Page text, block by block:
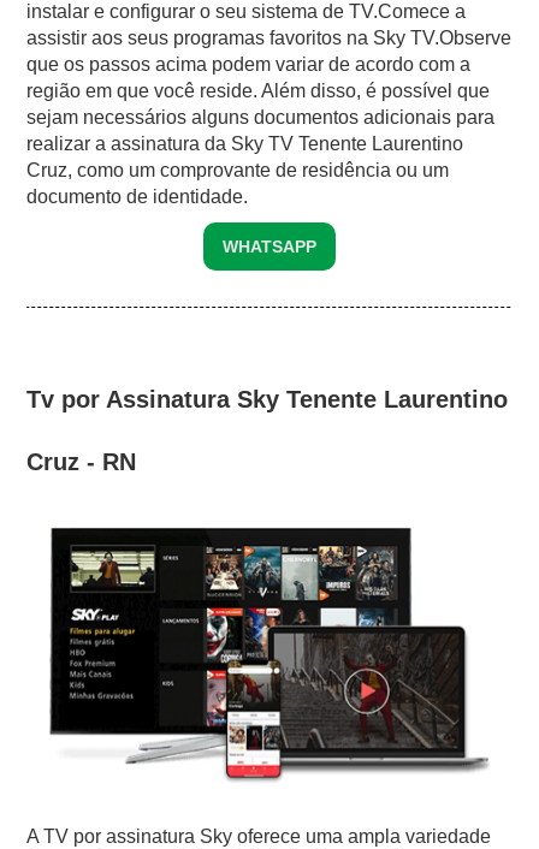
instalar e configurar o seu sistema de TV.Comece a
assistir aos seus programas favoritos na Sky TV.Observe
que os passos acima podem variar de acordo com a
região em que você reside. Além disso, é possível que
sejam necessários alguns documentos adicionais para
realizar a assinatura da Sky TV Tenente Laurentino
Cruz, como um comprovante de residência ou um
documento de identidade.
WHATSAPP
Tv por Assinatura Sky Tenente Laurentino
Cruz - RN
A TV por assinatura Sky oferece uma ampla variedade